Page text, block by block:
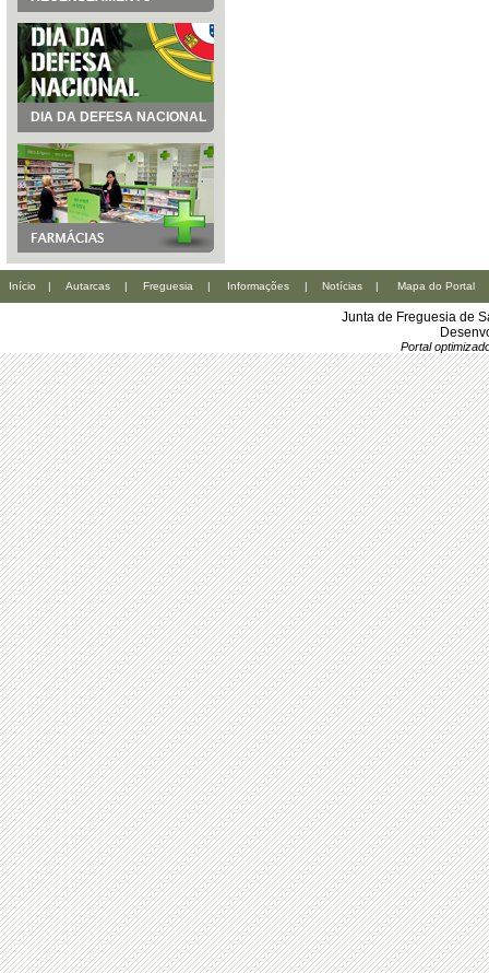
DIA DA DEFESA NACIONAL
Início | Autarcas | Freguesia | Informações | Notícias | Mapa do Portal
Junta de Freguesia de
Portal